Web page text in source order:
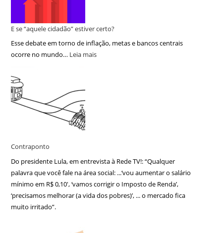
E se “aquele cidadão” estiver certo?
Esse debate em torno de inflação, metas e bancos centrais
ocorre no mundo… Leia mais
Contraponto
Do presidente Lula, em entrevista à Rede TV!: “Qualquer
palavra que você fale na área social: ...‘vou aumentar o salário
mínimo em R$ 0,10′, ‘vamos corrigir o Imposto de Renda’,
‘precisamos melhorar (a vida dos pobres)’, ... o mercado fica
muito irritado”.